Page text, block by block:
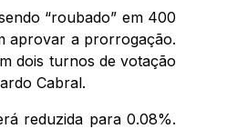
“roubado” em 400
aprovar a prorrogação.
dois turnos de votação
Cabral.
reduzida para 0.08%.